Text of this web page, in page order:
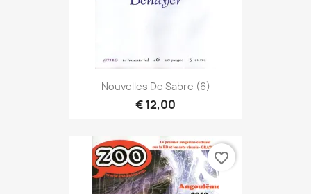
Nouvelles De Sabre (6)
€ 12,00
favorite_border